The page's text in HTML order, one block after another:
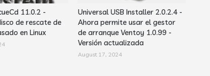
11.0.2 -
de rescate de
en Linux
Universal USB Installer 2.0.2.4 -
Ahora permite usar el gestor
de arranque Ventoy 1.0.99 -
Versión actualizada
August 17, 2024